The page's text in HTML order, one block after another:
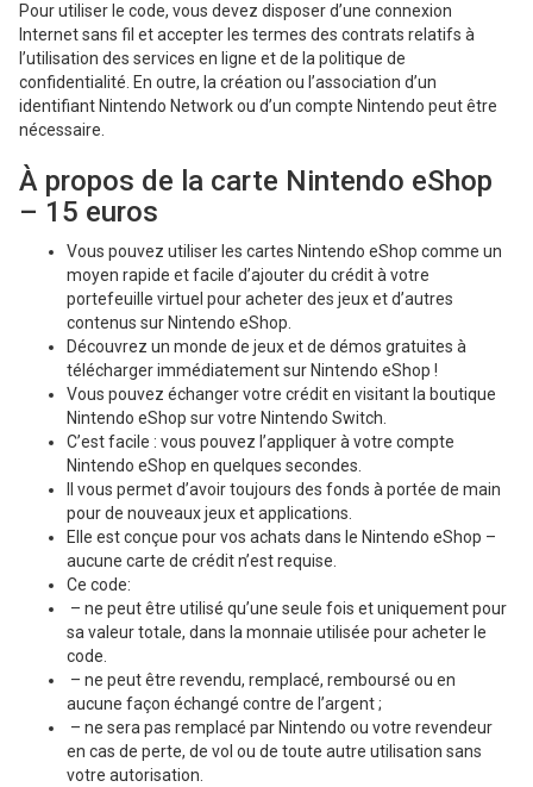
Pour utiliser le code, vous devez disposer d’une connexion
Internet sans fil et accepter les termes des contrats relatifs à
l’utilisation des services en ligne et de la politique de
confidentialité. En outre, la création ou l’association d’un
identifiant Nintendo Network ou d’un compte Nintendo peut être
nécessaire.
À propos de la carte Nintendo eShop
– 15 euros
Vous pouvez utiliser les cartes Nintendo eShop comme un
moyen rapide et facile d’ajouter du crédit à votre
portefeuille virtuel pour acheter des jeux et d’autres
contenus sur Nintendo eShop.
Découvrez un monde de jeux et de démos gratuites à
télécharger immédiatement sur Nintendo eShop !
Vous pouvez échanger votre crédit en visitant la boutique
Nintendo eShop sur votre Nintendo Switch.
C’est facile : vous pouvez l’appliquer à votre compte
Nintendo eShop en quelques secondes.
Il vous permet d’avoir toujours des fonds à portée de main
pour de nouveaux jeux et applications.
Elle est conçue pour vos achats dans le Nintendo eShop –
aucune carte de crédit n’est requise.
Ce code:
– ne peut être utilisé qu’une seule fois et uniquement pour
sa valeur totale, dans la monnaie utilisée pour acheter le
code.
– ne peut être revendu, remplacé, remboursé ou en
aucune façon échangé contre de l’argent ;
– ne sera pas remplacé par Nintendo ou votre revendeur
en cas de perte, de vol ou de toute autre utilisation sans
votre autorisation.